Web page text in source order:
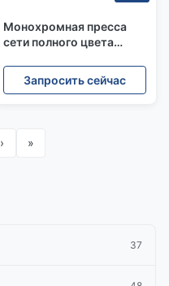
Монохромная пресса
сети полного цвета
роторная струйная для
книг
Запросить сейчас
› »
37